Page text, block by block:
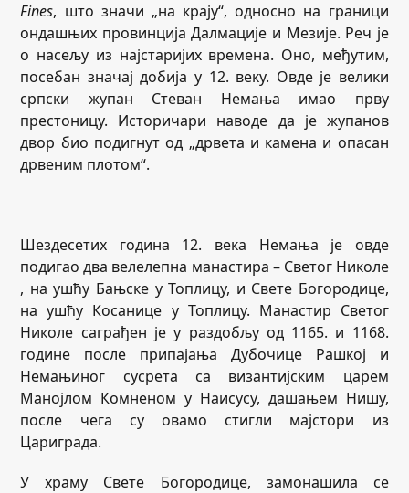
Fines, што значи „на крају“, односно на граници
ондашњих провинција Далмације и Мезије. Реч је
о насељу из најстаријих времена. Оно, међутим,
посебан значај добија у 12. веку. Овде је велики
српски жупан Стеван Немања имао прву
престоницу. Историчари наводе да је жупанов
двор био подигнут од „дрвета и камена и опасан
дрвеним плотом“.
Шездесетих година 12. века Немања је овде
подигао два велелепна манастира – Светог Николе
, на ушћу Бањске у Топлицу, и Свете Богородице,
на ушћу Косанице у Топлицу. Манастир Светог
Николе саграђен је у раздобљу од 1165. и 1168.
године после припајања Дубочице Рашкој и
Немањиног сусрета са византијским царем
Манојлом Комненом у Наисусу, дашањем Нишу,
после чега су овамо стигли мајстори из
Цариграда.
У храму Свете Богородице, замонашила се